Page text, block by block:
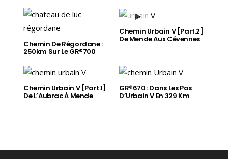
Chemin De Régordane :
250km Sur Le GR®700
Chemin Urbain V [Part.2]
De Mende Aux Cévennes
Chemin Urbain V [Part.1]
De L’Aubrac À Mende
GR®670 : Dans Les Pas
D’Urbain V En 329 Km